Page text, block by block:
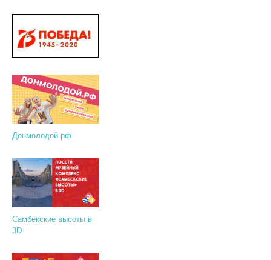
Донмолодой.рф
Самбекские высоты в
3D